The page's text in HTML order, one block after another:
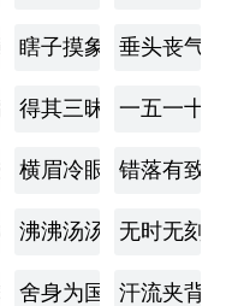
瞎子摸象 垂头丧气
得其三昧 一五一十
边草
横眉冷眼 错落有致
沸沸汤汤 无时无刻
舍身为国 汗流夹背